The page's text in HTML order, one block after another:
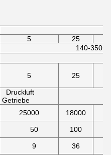
5 25
140-350
5 25
Druckluft
Getriebe
25000 18000
50 100
9 36